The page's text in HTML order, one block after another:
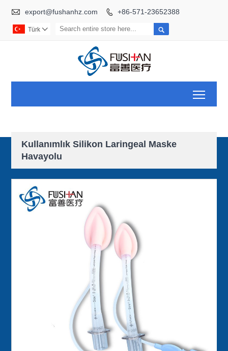
 export@fushanhz.com  +86-571-23652388

Türk 
Kullanımlık Silikon Laringeal Maske
Havayolu